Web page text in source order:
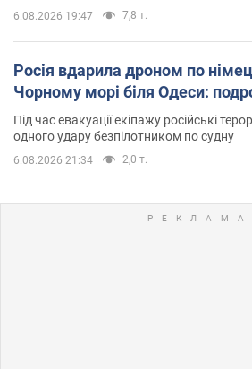
6.08.2026 19:47 7,8 т.
Росія вдарила дроном по
Чорному морі біля Одеси:
Під час евакуації екіпажу російські
одного удару безпілотником по судну
6.08.2026 21:34 2,0 т.